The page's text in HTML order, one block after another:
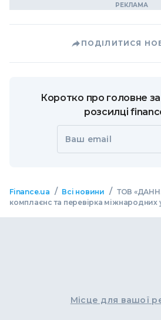
ПОДІЛИТИСЯ
Коротко про головне
розсилці
Ваш email
Finance.ua / Всі новини / ТОВ
комплаєнс та перевірка міжнародних
Місце для вашої